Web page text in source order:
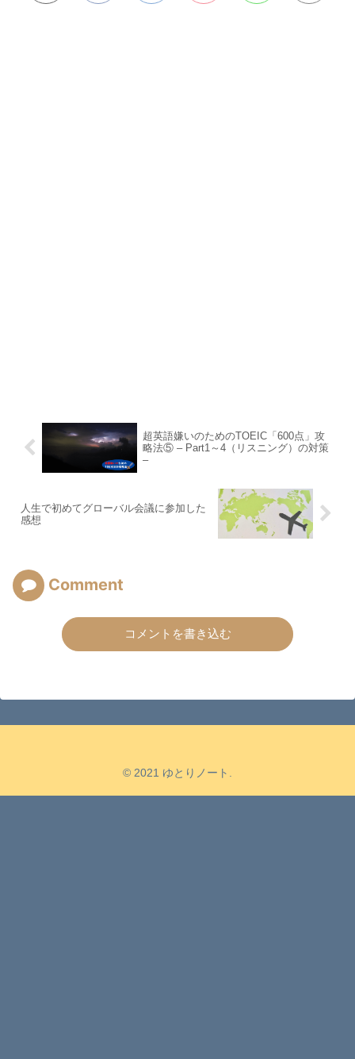
超英語嫌いのためのTOEIC「600点」攻
略法⑤ – Part1～4（リスニング）の対策
–
人生で初めてグローバル会議に参加した
感想
Comment
コメントを書き込む
© 2021 ゆとりノート.